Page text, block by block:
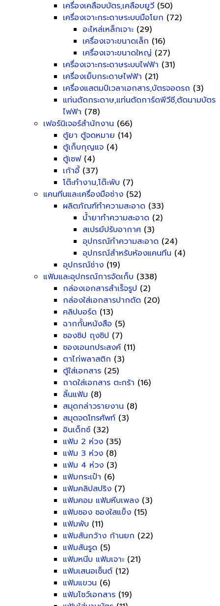
เครื่องเคลือบบัตร,เคลือบยูวี (50)
เครื่องเจาะกระดาษระบบมือโยก (72)
อะไหล่เหล็กเจาะ (29)
เครื่องเจาะขนาดเล็ก (16)
เครื่องเจาะขนาดใหญ่ (27)
เครื่องเจาะกระดาษระบบไฟฟ้า (31)
เครื่องเย็บกระดาษไฟฟ้า (21)
เครื่องแสตมป์เวลาเอกสาร,บัตรจอดรถ (3)
แท่นตัดกระดาษ,แท่นตัดการ์ดพีวีซี,ตัดนามบัตร
ไฟฟ้า (78)
เฟอร์นิเจอร์สำนักงาน (66)
ตู้ยา ตู้จดหมาย (14)
ตู้เก็บกุญแจ (4)
ตู้เซฟ(4)
เก้าอี้ (37)
โต๊ะทำงาน,โต๊ะพับ (7)
แคนทีนและเครื่องมือช่าง (52)
ผลิตภัณฑ์ทำความสะอาด (33)
น้ำยาทำความสะอาด (2)
สเปรย์ปรับอากาศ (3)
อุปกรณ์ทำความสะอาด (24)
อุปกรณ์สำหรับห้องแคนทีน (4)
อุปกรณ์ช่าง (19)
แฟ้มและอุปกรณ์การจัดเก็บ (338)
กล่องเอกสารสำเร็จรูป (2)
กล่องใส่เอกสารปากตัด (20)
คลิปบอร์ด (13)
ฉากกั้นหนังสือ (5)
ซองซิป ถุงซิป (7)
ซองเอนกประสงค์ (11)
ตาไก่พลาสติก (3)
ตู้ใส่เอกสาร (25)
ถาดใส่เอกสาร ตะกร้า (16)
ลิ้นแฟ้ม (8)
สมุดกล่าวรายงาน (8)
สมุดจดโทรศัพท์ (3)
อินเด็กซ์ (32)
แฟ้ม 2 ห่วง (35)
แฟ้ม 3 ห่วง (8)
แฟ้ม 4 ห่วง (3)
แฟ้มกระเป๋า (6)
แฟ้มคลิปสปริง (7)
แฟ้มคอม แฟ้มหีบเพลง (3)
แฟ้มซอง ซองใสแข็ง (15)
แฟ้มพับ (11)
แฟ้มสันกว้าง ก้านยก (22)
แฟ้มสันรูด (5)
แฟ้มหนีบ แฟ้มเจาะ (21)
แฟ้มเสนอเซ็นต์ (12)
แฟ้มแขวน (6)
แฟ้มโชว์เอกสาร (19)